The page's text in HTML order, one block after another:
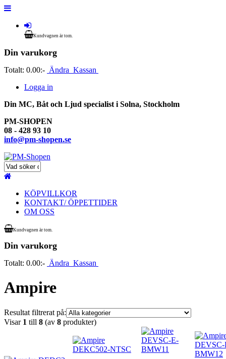
Kundvagnen är tom.
Din varukorg
Totalt: 0.00:- Ändra Kassan
Logga in
Din MC, Båt och Ljud specialist i Solna, Stockholm
PM-SHOPEN
08 - 428 93 10
info@pm-shopen.se
KÖPVILLKOR
KONTAKT/ ÖPPETTIDER
OM OSS
Kundvagnen är tom.
Din varukorg
Totalt: 0.00:- Ändra Kassan
Ampire
Resultat filtrerat på:
Visar 1 till 8 (av 8 produkter)